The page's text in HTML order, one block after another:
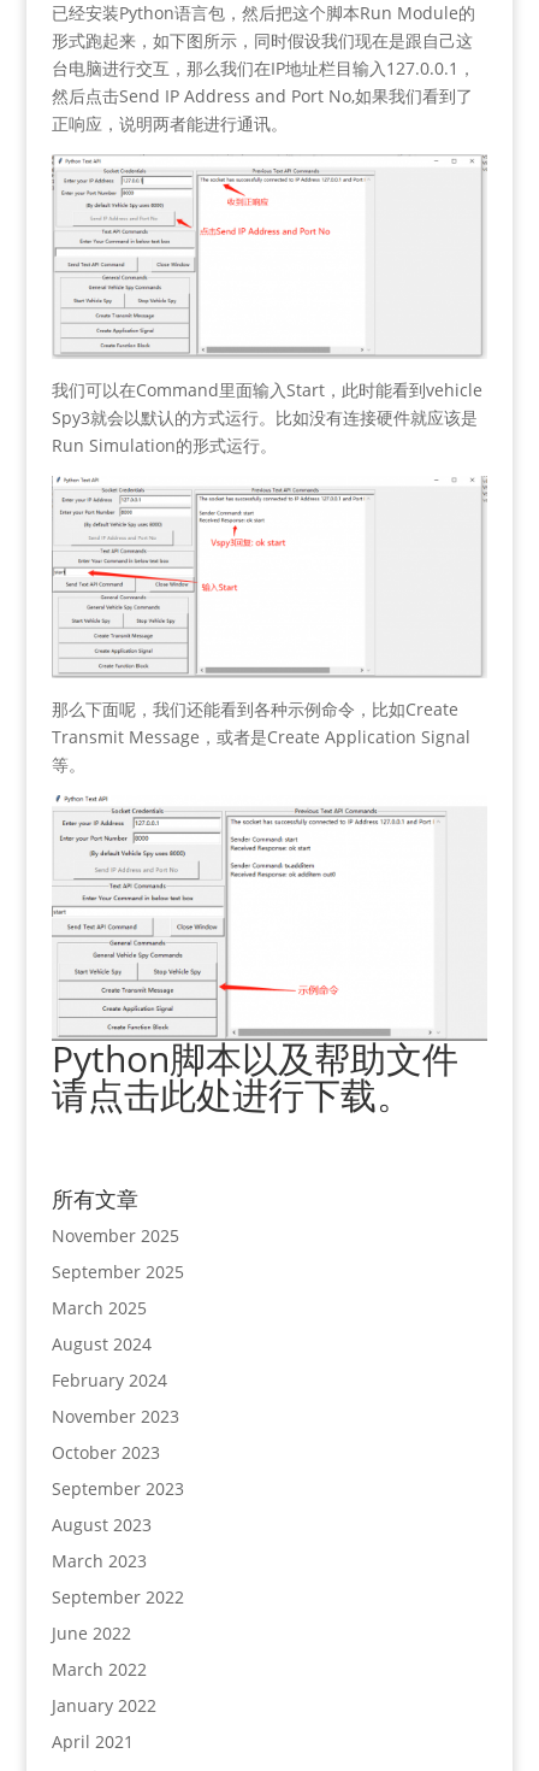
已经安装Python语言包，然后把这个脚本Run Module的
形式跑起来，如下图所示，同时假设我们现在是跟自己这
台电脑进行交互，那么我们在IP地址栏目输入127.0.0.1，
然后点击Send IP Address and Port No,如果我们看到了
正响应，说明两者能进行通讯。
我们可以在Command里面输入Start，此时能看到vehicle
Spy3就会以默认的方式运行。比如没有连接硬件就应该是
Run Simulation的形式运行。
那么下面呢，我们还能看到各种示例命令，比如Create
Transmit Message，或者是Create Application Signal
等。
Python脚本以及帮助文件
请点击此处进行下载。
所有文章
November 2025
September 2025
March 2025
August 2024
February 2024
November 2023
October 2023
September 2023
August 2023
March 2023
September 2022
June 2022
March 2022
January 2022
April 2021